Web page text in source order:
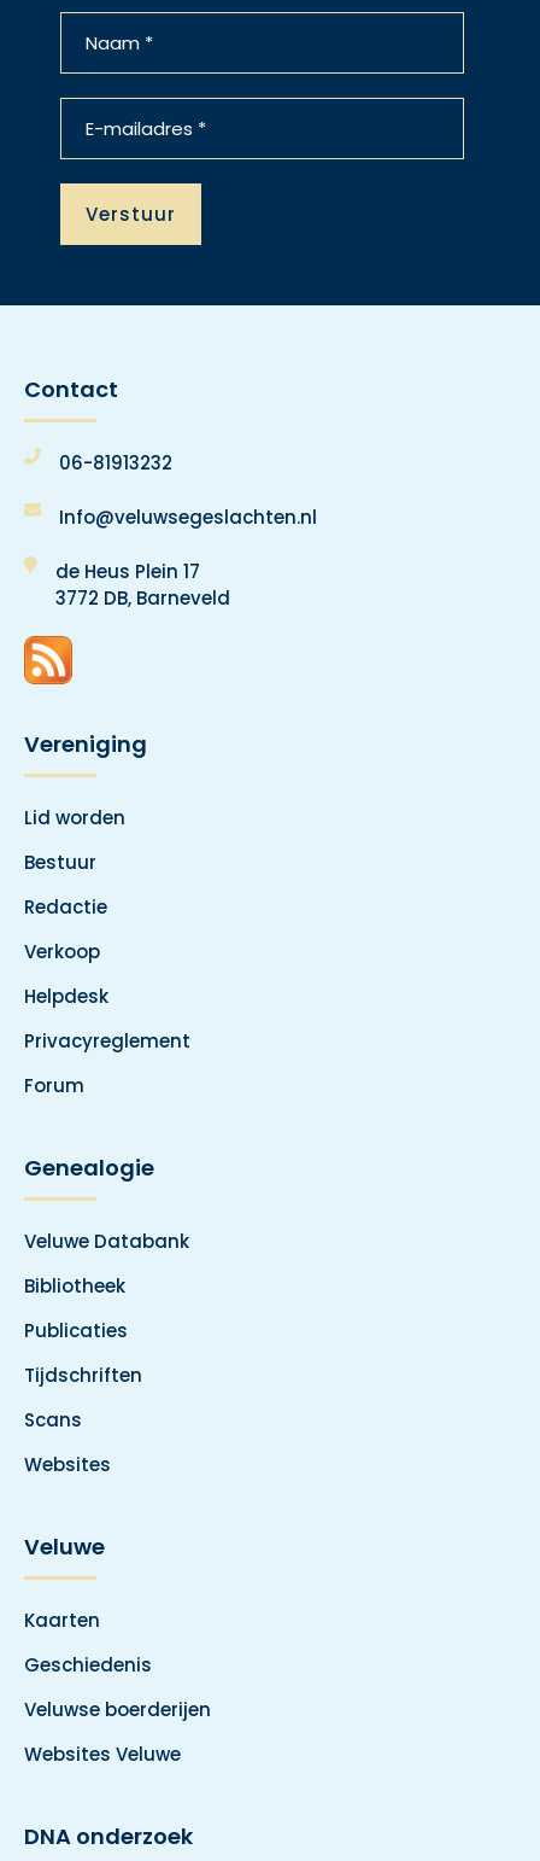
Contact
06-81913232
Info@veluwsegeslachten.nl
de Heus Plein 17
3772 DB, Barneveld
Vereniging
Lid worden
Bestuur
Redactie
Verkoop
Helpdesk
Privacyreglement
Forum
Genealogie
Veluwe Databank
Bibliotheek
Publicaties
Tijdschriften
Scans
Websites
Veluwe
Kaarten
Geschiedenis
Veluwse boerderijen
Websites Veluwe
DNA onderzoek